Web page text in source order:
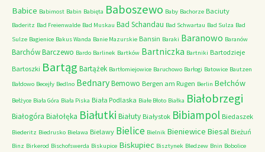
Babice Babimost Babin Babięta Baboszewo Baby Bachorze Baciuty
Baderitz Bad Freienwalde Bad Muskau Bad Schandau Bad Schwartau Bad Sulza Bad
Sulze Bagienice Bakus Wanda Banie Mazurskie Bansin Baraki Baranowo Baranów
BarchówBarczewo Bardo Barlinek Bartków Bartniczka Bartniki Bartodzieje
Bartoszki Bartąg Bartążek Bartłomiejowice Baruchowo Barłogi Batowice Bautzen
Bałdowo Becejły Bedlno BednaryBemowo Bergen am Rugen Berlin Bełchów
Bełżyce Biała Góra Biała Piska Biała Podlaska Białe Błoto Białka Białobrzegi
Białogóra Białołęka Białutki Białuty Białystok Bibiampol Biedaszek
Biederitz Biedrusko Bielawa Bielawy Bielice Bielnik Bieniewice Biesal Bieżuń
Binz Birkerod Bischofswerda Biskupice Biskupiec Bisztynek Bledzew Bnin Bobolice